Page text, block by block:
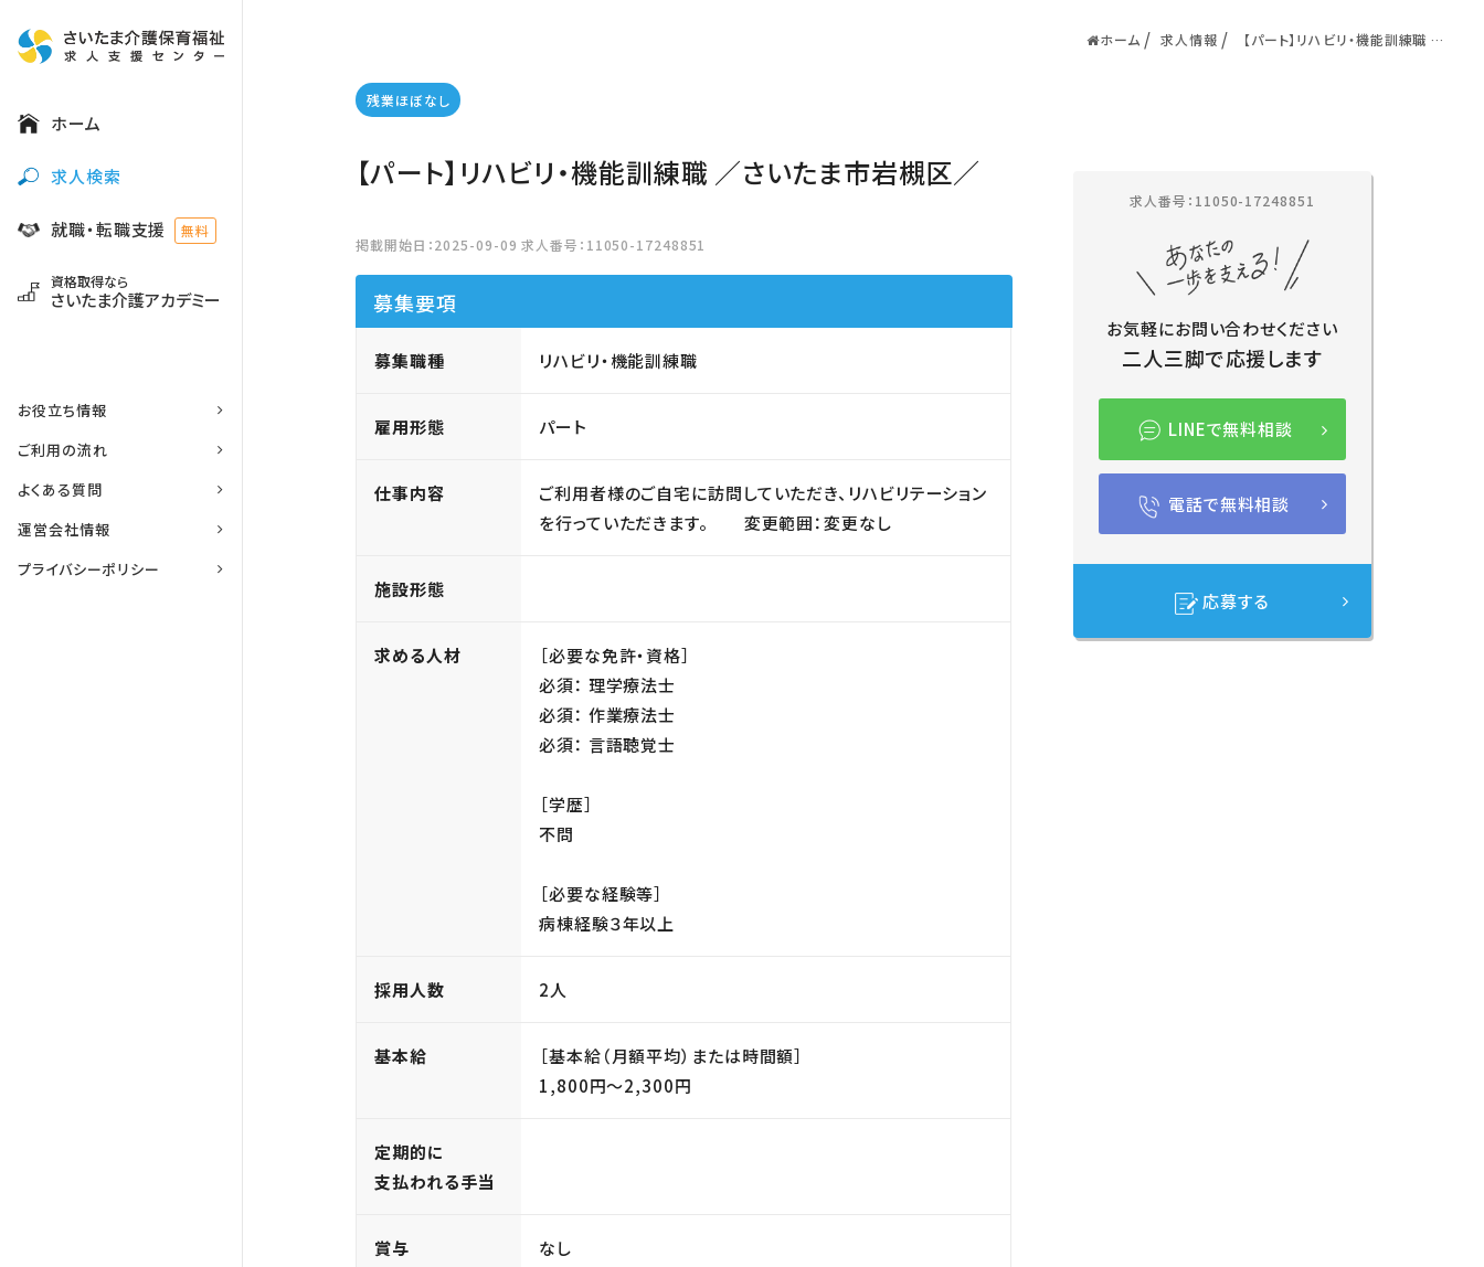
ホーム
求人検索
就職・転職支援 無料
資格取得なら
さいたま介護アカデミー
お役立ち情報
ご利用の流れ
よくある質問
運営会社情報
プライバシーポリシー
ホーム 求人情報
【パート】リハビリ・機能訓練職 ／さ
残業ほぼなし
【パート】リハビリ・機能訓練職 ／さいたま市岩槻区／
掲載開始日：2025-09-09 求人番号：11050-17248851
募集要項
募集職種 リハビリ・機能訓練職
雇用形態 パート
仕事内容
ご利用者様のご自宅に訪問していただき、リハビリテーション
を行っていただきます。 変更範囲：変更なし
施設形態
求める人材
［必要な免許・資格］
必須： 理学療法士
必須： 作業療法士
必須： 言語聴覚士
［学歴］
不問
［必要な経験等］
病棟経験３年以上
採用人数 2人
基本給
［基本給（月額平均）または時間額］
1,800円〜2,300円
定期的に
支払われる手当
賞与 なし
求人番号：11050-17248851
お気軽にお問い合わせください
二人三脚で応援します
LINEで無料相談
電話で無料相談
応募する